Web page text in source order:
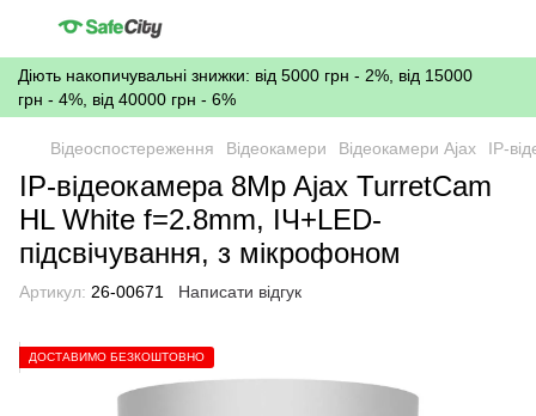
Діють накопичувальні знижки: від 5000 грн - 2%, від 15000
грн - 4%, від 40000 грн - 6%
Відеоспостереження Відеокамери Відеокамери Ajax IP-
IP-відеокамера 8Mp Ajax TurretCam
HL White f=2.8mm, ІЧ+LED-
підсвічування, з мікрофоном
Артикул: 26-00671 Написати відгук
ДОСТАВИМО БЕЗКОШТОВНО